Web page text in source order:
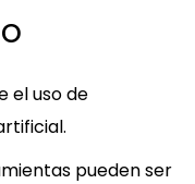
el uso de
pueden ser